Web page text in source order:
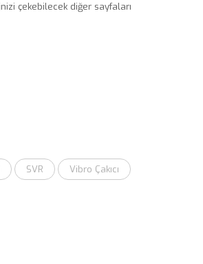
çekebilecek diğer sayfaları
SVR Vibro Çakıcı